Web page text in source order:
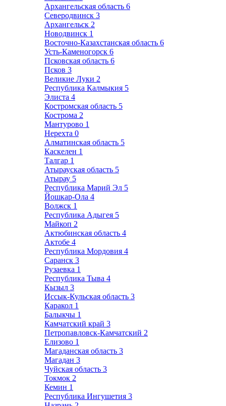
Архангельская область 6
Северодвинск 3
Архангельск 2
Новодвинск 1
Восточно-Казахстанская область 6
Усть-Каменогорск 6
Псковская область 6
Псков 3
Великие Луки 2
Республика Калмыкия 5
Элиста 4
Костромская область 5
Кострома 2
Мантурово 1
Нерехта 0
Алматинская область 5
Каскелен 1
Талгар 1
Атырауская область 5
Атырау 5
Республика Марий Эл 5
Йошкар-Ола 4
Волжск 1
Республика Адыгея 5
Майкоп 2
Актюбинская область 4
Актобе 4
Республика Мордовия 4
Саранск 3
Рузаевка 1
Республика Тыва 4
Кызыл 3
Иссык-Кульская область 3
Каракол 1
Балыкчы 1
Камчатский край 3
Петропавловск-Камчатский 2
Елизово 1
Магаданская область 3
Магадан 3
Чуйская область 3
Токмок 2
Кемин 1
Республика Ингушетия 3